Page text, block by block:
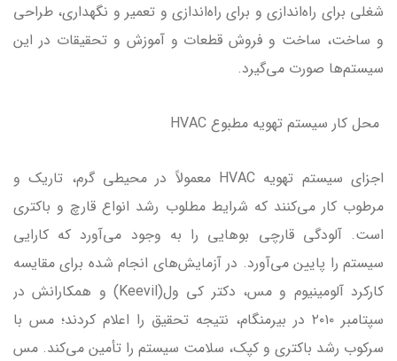
شغلی برای راه‌اندازی و برای راه‌اندازی و تعمیر و نگهداری، طراحی
و ساخت، ساخت و فروش قطعات و آموزش و تحقیقات در این
سیستم‌ها صورت می‌گیرد.
محل کار سیستم تهویه مطبوع HVAC
اجزای سیستم تهویه HVAC معمولاً در محیطی گرم، تاریک و
مرطوب کار می‌کنند که شرایط مطلوب رشد انواع قارچ و باکتری
است. آلودگی قارچی بوهایی را به وجود می‌آورد که کارایی
سیستم را پایین می‌آورد. در آزمایش‌های انجام شده برای مقایسه
کارکرد آلومینیوم و مس، دکتر کی ول(Keevil) و همکارانش در
سپتامبر ۲۰۱۰ در بیرمنگام، نتیجه تحقیق را اعلام کردند؛ مس با
سرکوب رشد باکتری و کپک، سلامت سیستم را تأمین می‌کند. مس